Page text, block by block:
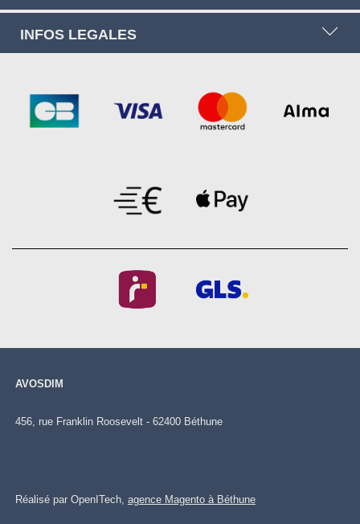
INFOS LEGALES
AVOSDIM
456, rue Franklin Roosevelt - 62400 Béthune
Réalisé par OpenITech, agence Magento à Béthune